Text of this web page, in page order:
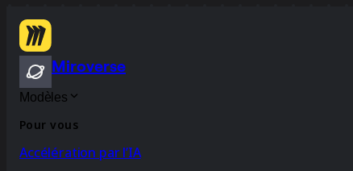
Miroverse
Modèles
Pour vous
Accélération par l’IA